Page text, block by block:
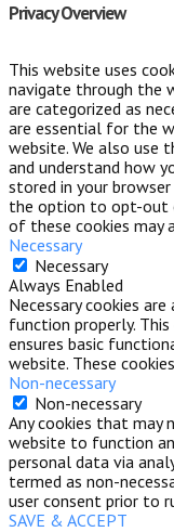
Privacy Overview
This website uses
navigate through the
are categorized as
are essential for the
website. We also use
and understand how
stored in your
the option to opt-out
of these cookies may
Necessary
Necessary
Always Enabled
Necessary cookies
function properly.
ensures basic
website. These
Non-necessary
Non-necessary
Any cookies that may
website to function
personal data via
termed as non-
user consent prior to
SAVE & ACCEPT